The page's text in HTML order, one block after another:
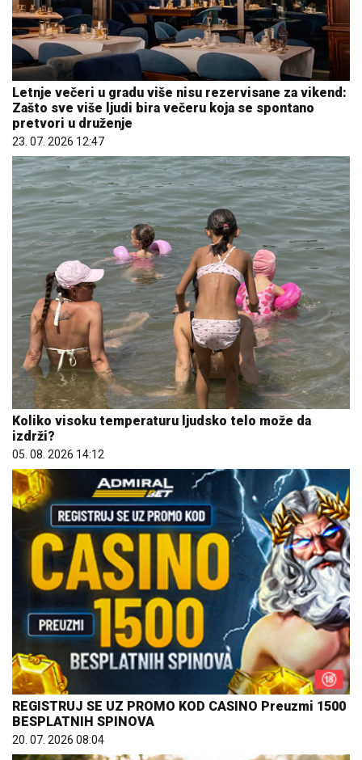
Letnje večeri u gradu više nisu rezervisane za vikend:
Zašto sve više ljudi bira večeru koja se spontano
pretvori u druženje
23. 07. 2026 12:47
Koliko visoku temperaturu ljudsko telo može da
izdrži?
05. 08. 2026 14:12
REGISTRUJ SE UZ PROMO KOD CASINO Preuzmi 1500
BESPLATNIH SPINOVA
20. 07. 2026 08:04